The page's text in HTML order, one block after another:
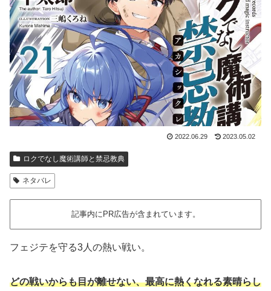
2022.06.29 2023.05.02
ロクでなし魔術講師と禁忌教典
ネタバレ
記事内にPR広告が含まれています。
フェジテを守る3人の熱い戦い。
どの戦いからも目が離せない、最高に熱くなれる素晴らし